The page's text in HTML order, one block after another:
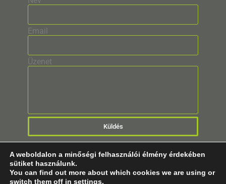
Email
Üzenet
Küldés
A weboldalon a minőségi felhasználói élmény érdekében
sütiket használunk.
You can find out more about which cookies we are using or
switch them off in settings.